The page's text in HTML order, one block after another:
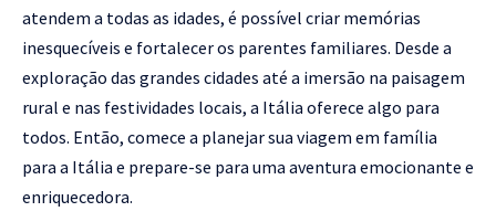
atendem a todas as idades, é possível criar memórias
inesquecíveis e fortalecer os parentes familiares. Desde a
exploração das grandes cidades até a imersão na paisagem
rural e nas festividades locais, a Itália oferece algo para
todos. Então, comece a planejar sua viagem em família
para a Itália e prepare-se para uma aventura emocionante e
enriquecedora.